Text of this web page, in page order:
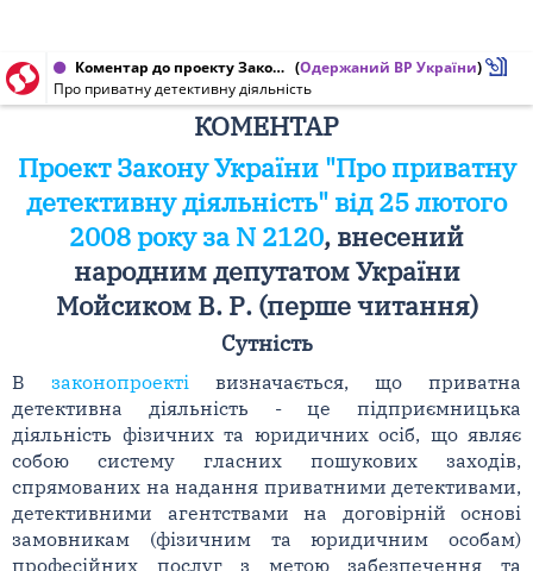
Коментар до проекту Закону України від 25.02.2008 № 2120 (Одержаний ВР України)
Про приватну детективну діяльність